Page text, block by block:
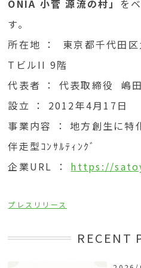
ONIA 小菅 源流の村」
を
す。
所在地 ： 東京都千代田
TビルII 9階
代表者 ： 代表取締役 嶋
設立 ： 2012年4月17日
事業内容 ： 地方創生に特
伴走型ｺﾝｻﾙﾃｨﾝｸﾞ
企業URL ： https://
プレスリリース
RECENT